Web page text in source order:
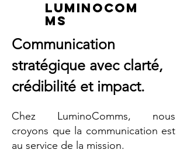
LuminoCom
ms
Communication
stratégique avec clarté,
crédibilité et impact.
Chez LuminoComms, nous
croyons que la communication est
au service de la mission.